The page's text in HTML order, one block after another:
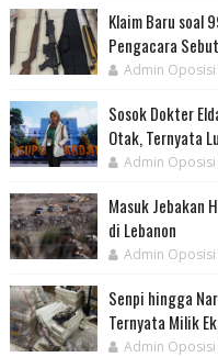
Klaim Baru soal
Pengacara
Admin Oposisi
Sosok Dokter
Otak, Ternyata
Admin Oposisi
Masuk Jebakan
di Lebanon
Admin Oposisi
Senpi hingga
Ternyata Milik
Admin Oposisi